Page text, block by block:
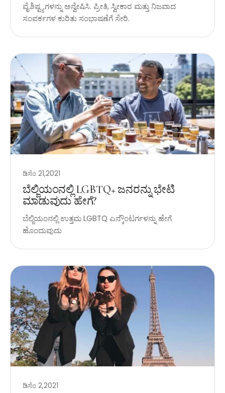
ವೈಶಿಷ್ಟ್ಯಗಳನ್ನು ಅನ್ವೇಷಿಸಿ. ಪ್ರೀತಿ, ಸ್ವೀಕಾರ ಮತ್ತು ನಿಜವಾದ
ಸಂಪರ್ಕಗಳ ಕುರಿತು ಸಂಭಾಷಣೆಗೆ ಸೇರಿ.
ಡಿಸೆಂ 21,2021
ಬೆಲ್ಜಿಯಂನಲ್ಲಿ LGBTQ+ ಜನರನ್ನು ಭೇಟಿ
ಮಾಡುವುದು ಹೇಗೆ?
ಬೆಲ್ಜಿಯಂನಲ್ಲಿ ಉತ್ತಮ LGBTQ ಎನ್ಕೌಂಟರ್ಗಳನ್ನು ಹೇಗೆ
ಹೊಂದುವುದು
ಡಿಸೆಂ 2,2021